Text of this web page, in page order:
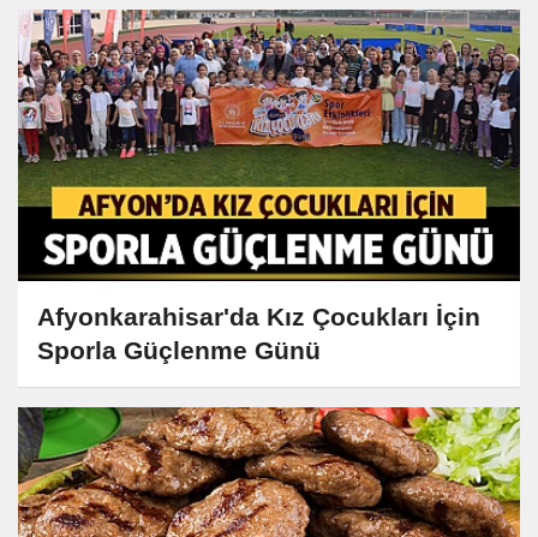
Afyonkarahisar'da Kız Çocukları İçin
Sporla Güçlenme Günü